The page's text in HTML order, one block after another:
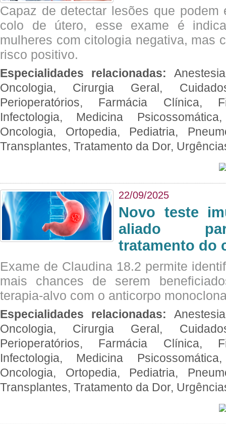
Capaz de detectar lesões que
colo de útero, esse exame é
mulheres com citologia negativa, mas
risco positivo.
Especialidades relacionadas:
Oncologia, Cirurgia Geral,
Perioperatórios, Farmácia Clínica,
Infectologia, Medicina
Oncologia, Ortopedia, Pediatria,
Transplantes, Tratamento da Dor,
22/09/2025
Novo teste
aliado
tratamento do
Exame de Claudina 18.2 permite
mais chances de serem
terapia-alvo com o anticorpo
Especialidades relacionadas:
Oncologia, Cirurgia Geral,
Perioperatórios, Farmácia Clínica,
Infectologia, Medicina
Oncologia, Ortopedia, Pediatria,
Transplantes, Tratamento da Dor,